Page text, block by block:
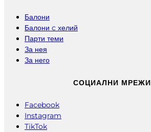
Балони
Балони c хелий
Парти теми
За нея
За него
СОЦИАЛНИ МРЕЖИ
Facebook
Instagram
TikTok